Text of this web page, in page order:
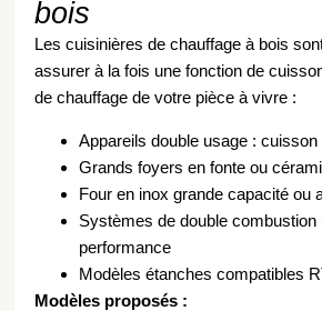
bois
Les cuisinières de chauffage à bois
assurer à la fois une fonction de
de chauffage de votre pièce à vivre :
Appareils double usage :
Grands foyers en fonte ou
Four en inox grande capacité ou
Systèmes de double combustion
performance
Modèles étanches compatibles
Modèles proposés :